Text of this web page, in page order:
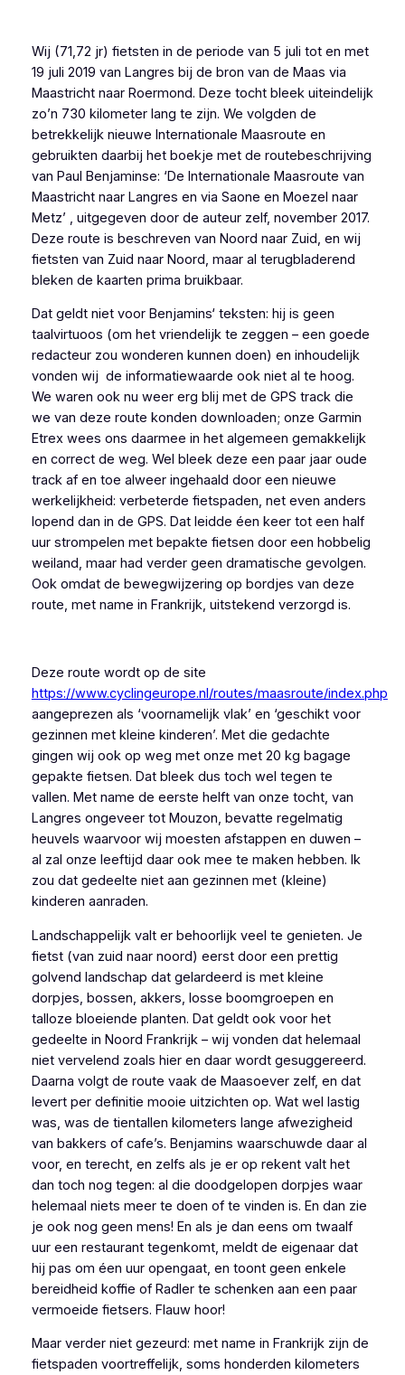
inhoud
Wij (71,72 jr) fietsten in de periode van 5 juli tot en met
19 juli 2019 van Langres bij de bron van de Maas via
Maastricht naar Roermond. Deze tocht bleek uiteindelijk
zo’n 730 kilometer lang te zijn. We volgden de
betrekkelijk nieuwe Internationale Maasroute en
gebruikten daarbij het boekje met de routebeschrijving
van Paul Benjaminse: ‘De Internationale Maasroute van
Maastricht naar Langres en via Saone en Moezel naar
Metz’ , uitgegeven door de auteur zelf, november 2017.
Deze route is beschreven van Noord naar Zuid, en wij
fietsten van Zuid naar Noord, maar al terugbladerend
bleken de kaarten prima bruikbaar.
Dat geldt niet voor Benjamins‘ teksten: hij is geen
taalvirtuoos (om het vriendelijk te zeggen – een goede
redacteur zou wonderen kunnen doen) en inhoudelijk
vonden wij de informatiewaarde ook niet al te hoog.
We waren ook nu weer erg blij met de GPS track die
we van deze route konden downloaden; onze Garmin
Etrex wees ons daarmee in het algemeen gemakkelijk
en correct de weg. Wel bleek deze een paar jaar oude
track af en toe alweer ingehaald door een nieuwe
werkelijkheid: verbeterde fietspaden, net even anders
lopend dan in de GPS. Dat leidde éen keer tot een half
uur strompelen met bepakte fietsen door een hobbelig
weiland, maar had verder geen dramatische gevolgen.
Ook omdat de bewegwijzering op bordjes van deze
route, met name in Frankrijk, uitstekend verzorgd is.
Deze route wordt op de site
https://www.cyclingeurope.nl/routes/maasroute/index.php
aangeprezen als ‘voornamelijk vlak’ en ‘geschikt voor
gezinnen met kleine kinderen’. Met die gedachte
gingen wij ook op weg met onze met 20 kg bagage
gepakte fietsen. Dat bleek dus toch wel tegen te
vallen. Met name de eerste helft van onze tocht, van
Langres ongeveer tot Mouzon, bevatte regelmatig
heuvels waarvoor wij moesten afstappen en duwen –
al zal onze leeftijd daar ook mee te maken hebben. Ik
zou dat gedeelte niet aan gezinnen met (kleine)
kinderen aanraden.
Landschappelijk valt er behoorlijk veel te genieten. Je
fietst (van zuid naar noord) eerst door een prettig
golvend landschap dat gelardeerd is met kleine
dorpjes, bossen, akkers, losse boomgroepen en
talloze bloeiende planten. Dat geldt ook voor het
gedeelte in Noord Frankrijk – wij vonden dat helemaal
niet vervelend zoals hier en daar wordt gesuggereerd.
Daarna volgt de route vaak de Maasoever zelf, en dat
levert per definitie mooie uitzichten op. Wat wel lastig
was, was de tientallen kilometers lange afwezigheid
van bakkers of cafe’s. Benjamins waarschuwde daar al
voor, en terecht, en zelfs als je er op rekent valt het
dan toch nog tegen: al die doodgelopen dorpjes waar
helemaal niets meer te doen of te vinden is. En dan zie
je ook nog geen mens! En als je dan eens om twaalf
uur een restaurant tegenkomt, meldt de eigenaar dat
hij pas om éen uur opengaat, en toont geen enkele
bereidheid koffie of Radler te schenken aan een paar
vermoeide fietsers. Flauw hoor!
Maar verder niet gezeurd: met name in Frankrijk zijn de
fietspaden voortreffelijk, soms honderden kilometers